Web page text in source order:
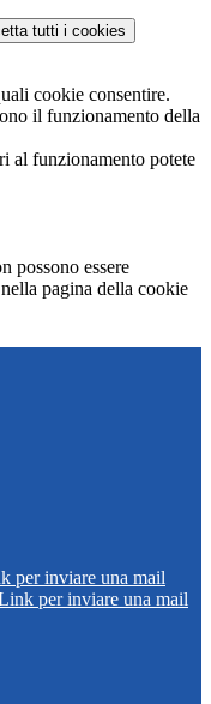
tutti i cookies
cookie consentire.
il funzionamento della
al funzionamento potete
possono essere
pagina della cookie
per inviare una mail
per inviare una mail